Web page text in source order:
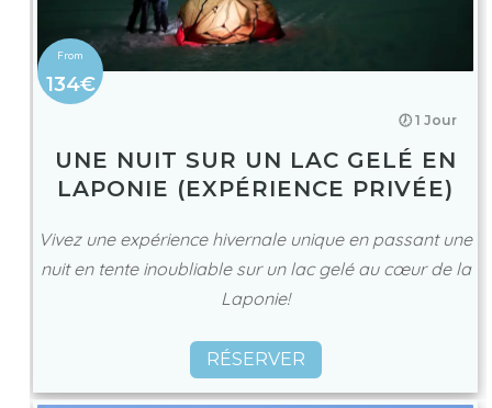
134€
🕖 1 Jour
UNE NUIT SUR UN LAC GELÉ EN
LAPONIE (EXPÉRIENCE PRIVÉE)
Vivez une expérience hivernale unique en passant une
nuit en tente inoubliable sur un lac gelé au cœur de la
Laponie!
RÉSERVER